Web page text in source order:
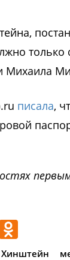
Михаила
писала,
Хинштейн